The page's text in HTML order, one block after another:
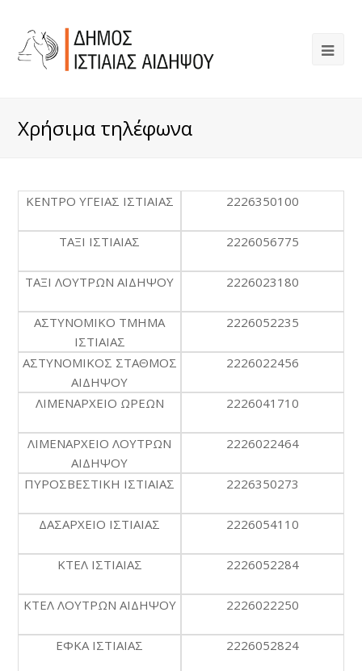
Χρήσιμα τηλέφωνα
ΚΕΝΤΡΟ ΥΓΕΙΑΣ ΙΣΤΙΑΙΑΣ 2226350100
ΤΑΞΙ ΙΣΤΙΑΙΑΣ 2226056775
ΤΑΞΙ ΛΟΥΤΡΩΝ ΑΙΔΗΨΟΥ 2226023180
ΑΣΤΥΝΟΜΙΚΟ ΤΜΗΜΑ
ΙΣΤΙΑΙΑΣ
2226052235
ΑΣΤΥΝΟΜΙΚΟΣ ΣΤΑΘΜΟΣ
ΑΙΔΗΨΟΥ
2226022456
ΛΙΜΕΝΑΡΧΕΙΟ ΩΡΕΩΝ 2226041710
ΛΙΜΕΝΑΡΧΕΙΟ ΛΟΥΤΡΩΝ
ΑΙΔΗΨΟΥ
2226022464
ΠΥΡΟΣΒΕΣΤΙΚΗ ΙΣΤΙΑΙΑΣ 2226350273
ΔΑΣΑΡΧΕΙΟ ΙΣΤΙΑΙΑΣ 2226054110
ΚΤΕΛ ΙΣΤΙΑΙΑΣ 2226052284
ΚΤΕΛ ΛΟΥΤΡΩΝ ΑΙΔΗΨΟΥ 2226022250
ΕΦΚΑ ΙΣΤΙΑΙΑΣ 2226052824